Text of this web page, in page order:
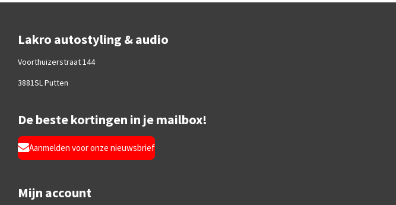
Lakro autostyling & audio
Voorthuizerstraat 144
3881SL Putten
De beste kortingen in je mailbox!
Aanmelden voor onze nieuwsbrief
Mijn account